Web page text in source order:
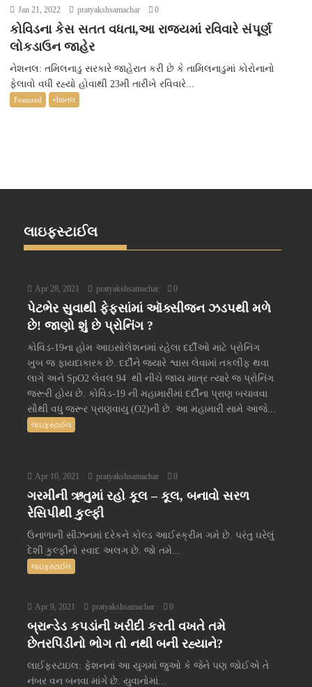
Jan 21, 2022 pratyakshsamachar 0
કોવિડના કેસ સતત વધતા,આ રાજ્યમાં રવિવારે સંપૂર્ણ
લોકડાઉન જાહેર
નેશનલ: તમિલનાડુ સરકારે જાહેરાત કરી છે કે તામિલનાડુમાં કોરોનાનો
ફેલાવો વધી રહ્યો હોવાથી 23મી તારીખે રવિવારે...
Featured નેશનલ
લાઇફસ્ટાઈલ
Apr 28, 2021 pratyakshsamachar 0
પેટભેર સુવાથી ફેફસાંમાં ઑક્સીજન ઝડપથી મળે
છે! જાણો શું છે પ્રોનિંગ ?
કોવિડ-19ના હોમ આઇસોલેશનમાં રહેલા દર્દીઓ માટે પ્રોનિંગ
ખુબ જ ફાયદાકારક છે. દર્દીને જ્યારે શ્વાસ લેવામાં તકલીફ થવા
લાગે અને SpO2 લેવલ 94 થી નીચે જાય માત્ર ત્યારે જ પ્રોનિંગ
જરૂરી હોય છે. કોવિડ-19 ની મહામારીમાં દર્દીના પ્રાણ બચાવવા
સૌથી વધુ જરૂર પ્રાણવાયુ (O2)ની છે. આ મહામારી સામે આજે...
લાઇફસ્ટાઈલ
Apr 10, 2021 pratyakshsamachar 0
ગરમીની ઋતુમાં રહો કૂલ – કૂલ, બનાવો સરળ
રેસિપીથી કુલ્ફી
ઉનાળાની સીઝનમાં દરેકને કોલ્ડ આઈસ્ક્રીમ ગમે છે. પરંતુ ઘરેલું
દેશી કુલ્ફીનો સ્વાદ અલગ છે. જો તમે...
લાઇફસ્ટાઈલ
Apr 9, 2021 pratyakshsamachar 0
બ્રાન્ડેડ કપડાંની ખરીદી કરતી વખતે તમે
છેતરપિંડીનો ભોગ તો નથી બની રહ્યાને?
લાઈફસ્ટાઇલ: ફેશનનાં આ યુગમાં જુઓ કે જેને પણ જોઈએ તે
નંબર વન બનવા માંગે છે. યુવાનોમાં...